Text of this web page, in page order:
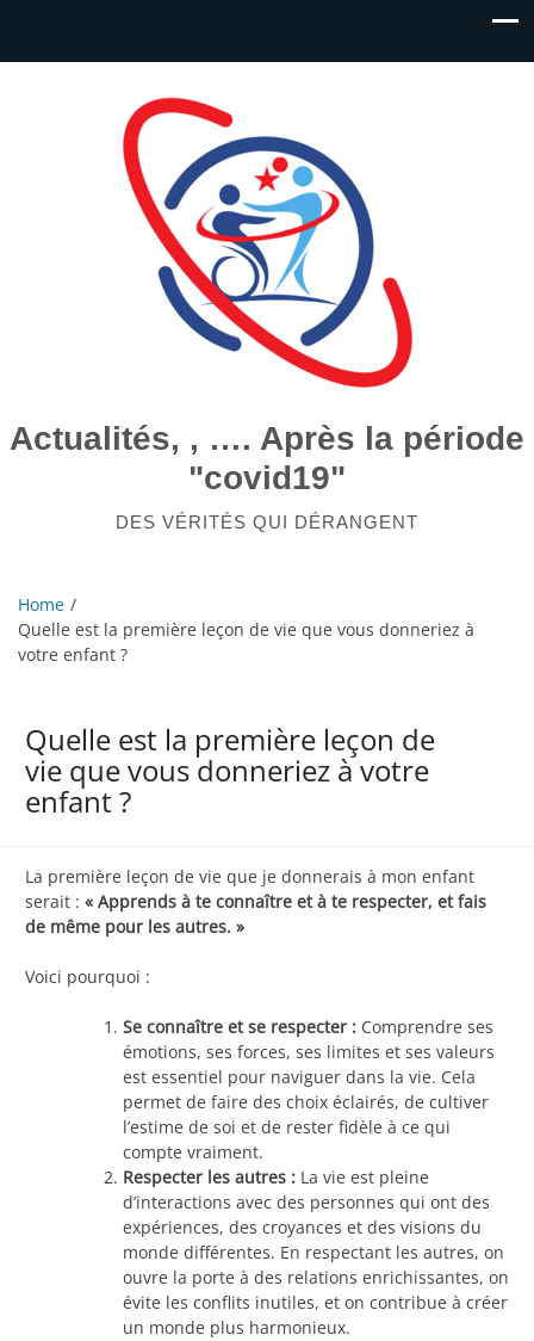
Actualités, , …. Après la période
"covid19"
DES VÉRITÉS QUI DÉRANGENT
Home
Quelle est la première leçon de vie que vous donneriez à
votre enfant ?
Quelle est la première leçon de
vie que vous donneriez à votre
enfant ?
La première leçon de vie que je donnerais à mon enfant
serait : « Apprends à te connaître et à te respecter, et fais
de même pour les autres. »
Voici pourquoi :
Se connaître et se respecter : Comprendre ses
émotions, ses forces, ses limites et ses valeurs
est essentiel pour naviguer dans la vie. Cela
permet de faire des choix éclairés, de cultiver
l’estime de soi et de rester fidèle à ce qui
compte vraiment.
Respecter les autres : La vie est pleine
d’interactions avec des personnes qui ont des
expériences, des croyances et des visions du
monde différentes. En respectant les autres, on
ouvre la porte à des relations enrichissantes, on
évite les conflits inutiles, et on contribue à créer
un monde plus harmonieux.